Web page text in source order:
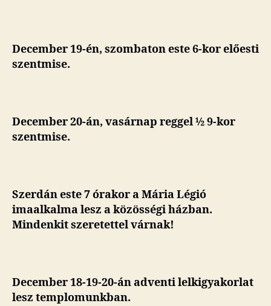
December 19-én, szombaton este6-kor előesti
szentmise.
December 20-án, vasárnap reggel ½ 9-kor
szentmise.
Szerdán este 7 órakor a Mária Légió
imaalkalma lesz a közösségi házban.
Mindenkit szeretettel várnak!
December 18-19-20-án adventi lelkigyakorlat
lesz templomunkban.